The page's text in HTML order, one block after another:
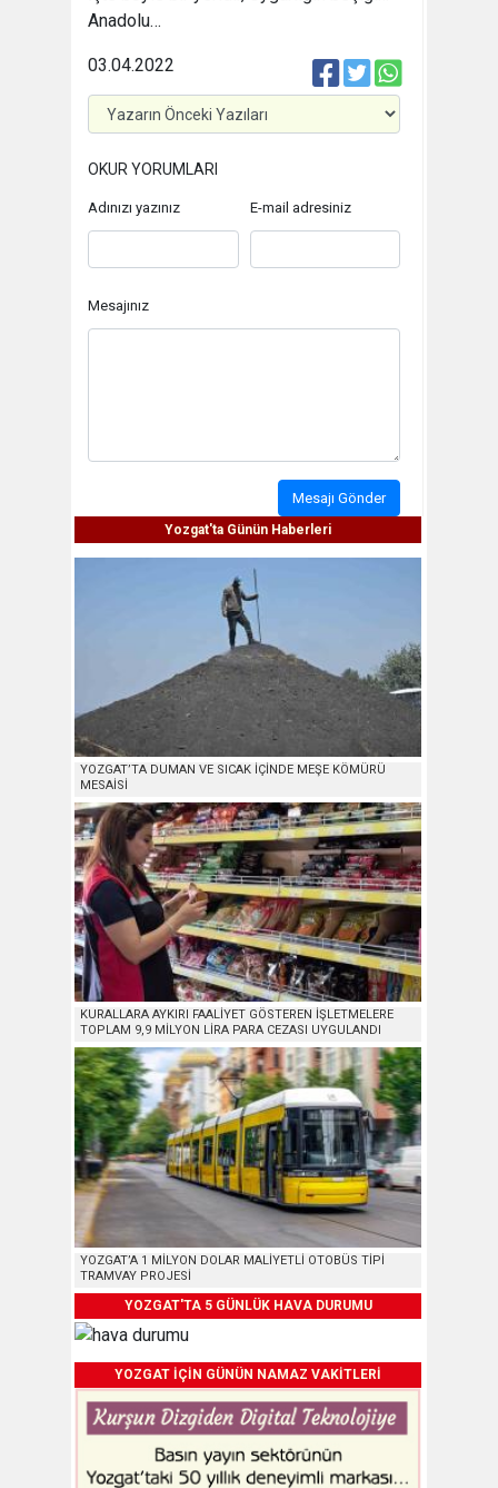
Anadolu…
03.04.2022
OKUR YORUMLARI
Adınızı yazınız E-mail adresiniz
Mesajınız
Mesajı Gönder
Yozgat'ta Günün Haberleri
YOZGAT’TA DUMAN VE SICAK İÇİNDE MEŞE KÖMÜRÜ
MESAİSİ
KURALLARA AYKIRI FAALİYET GÖSTEREN İŞLETMELERE
TOPLAM 9,9 MİLYON LİRA PARA CEZASI UYGULANDI
YOZGAT’A 1 MİLYON DOLAR MALİYETLİ OTOBÜS TİPİ
TRAMVAY PROJESİ
YOZGAT'TA 5 GÜNLÜK HAVA DURUMU
YOZGAT İÇİN GÜNÜN NAMAZ VAKİTLERİ